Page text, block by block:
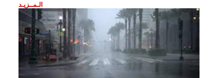
الـمــزيـد